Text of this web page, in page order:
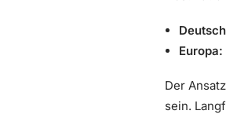
Europa:
Der
sein.